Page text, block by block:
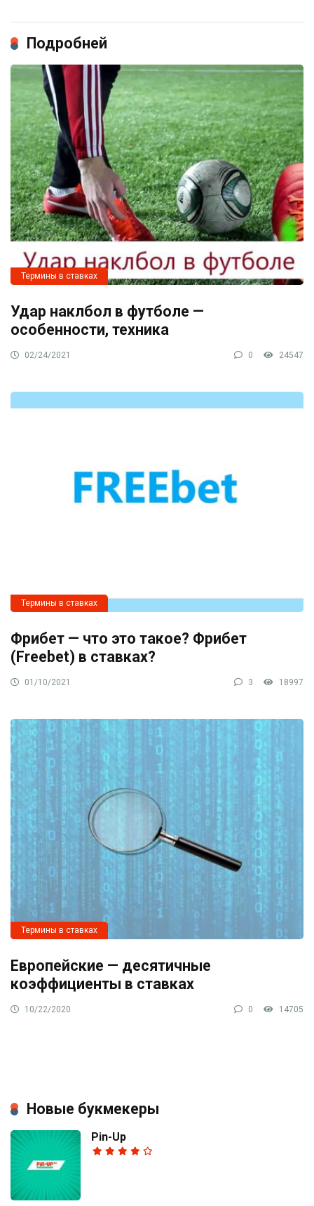
Подробней
Термины в ставках
Удар наклбол в футболе —
особенности, техника
02/24/2021 0 24547
Термины в ставках
Фрибет — что это такое? Фрибет
(Freebet) в ставках?
01/10/2021 3 18997
Термины в ставках
Европейские — десятичные
коэффициенты в ставках
10/22/2020 0 14705
Новые букмекеры
Pin-Up